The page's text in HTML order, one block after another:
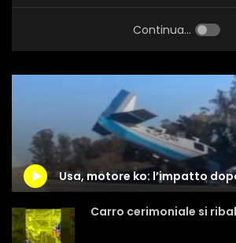
Continua...
Carro cerimoniale si